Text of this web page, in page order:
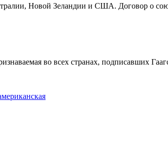
Новой Зеландии и США. Договор о
во всех странах, подписавших